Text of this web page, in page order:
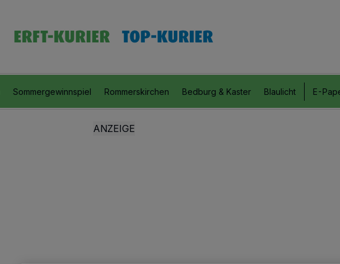
Sommergewinnspiel Rommerskirchen Bedburg & Kaster Blaulicht E-